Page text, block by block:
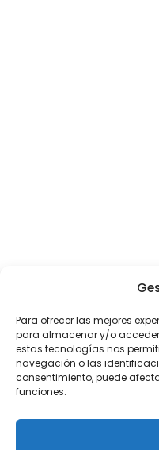
Para ofrecer las mejores
para almacenar y/o
estas tecnologías nos
navegación o las
consentimiento, puede
funciones.